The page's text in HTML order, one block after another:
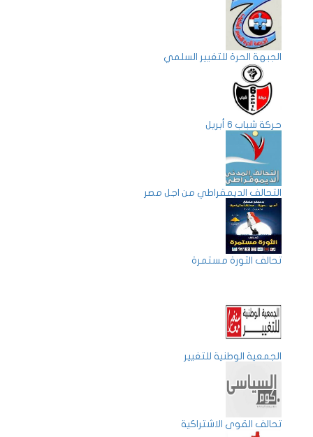
الجبهة الحرة للتغيير السلمي
حركة شباب 6 أبريل
التحالف الديمقراطي من اجل مصر
تحالف الثورة مستمرة
الجمعية الوطنية للتغيير
تحالف القوى الاشتراكية